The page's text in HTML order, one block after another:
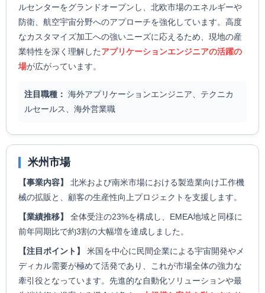
ルセンターをグランドオープンし、北欧市場のエネルギーや
防衛、航空宇宙分野へのアプローチを強化しています。高度
なカスタマイズ加工への強いニーズに応えるため、現地の産
業特性を深く理解したアプリケーションエンジニアの活躍の
場が広がっています。
注目職種： 海外アプリケーションエンジニア、テクニカ
ルセールス、海外営業職
米州市場
【事業内容】
北米および南米市場における製造業向け工作機
械の拡販と、顧客の生産性向上プロジェクトを支援します。
【業績推移】
全体受注の23%を構成し、EMEA地域と同様に
前年同期比で約3割の大幅増を達成しました。
【注目ポイント】
米国を中心に民間企業による宇宙開発やメ
ディカル需要が極めて活発であり、これが市場全体の強力な
牽引役となっています。先進的な自動化ソリューションや最